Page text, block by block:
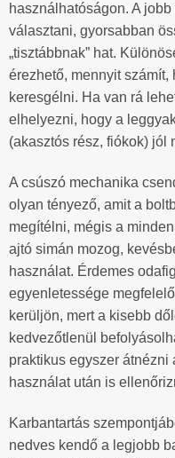
használhatóságon. A
választani, gyorsabban
„tisztábbnak” hat.
érezhető, mennyit számít,
keresgélni. Ha van rá
elhelyezni, hogy a
(akasztós rész, fiókok) jól
A csúszó mechanika
olyan tényező, amit a
megítélni, mégis a
ajtó simán mozog,
használat. Érdemes
egyenletessége
kerüljön, mert a kisebb
kedvezőtlenül
praktikus egyszer átnézni
használat után is
Karbantartás
nedves kendő a legjobb